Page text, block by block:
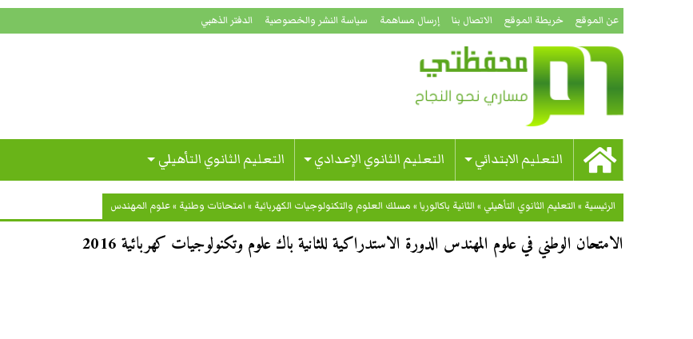
عن الموقع خريطة الموقع الاتصال بنا إرسال مساهمة سياسة النشر والخصوصية الدفتر الذهبي
التعليم الابتدائي التعليم الثانوي الإعدادي التعليم الثانوي التأهيلي
الرئيسية »التعليم الثانوي التأهيلي »الثانية باكالوريا» مسلك العلوم والتكنولوجيات الكهربائية »امتحانات وطنية »علوم المهندس
الامتحان الوطني في علوم المهندس الدورة الاستدراكية للثانية باك علوم وتكنولوجيات كهربائية 2016